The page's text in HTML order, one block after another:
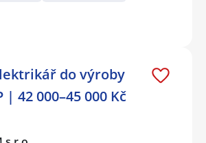
do výroby
42 000–45 000 Kč